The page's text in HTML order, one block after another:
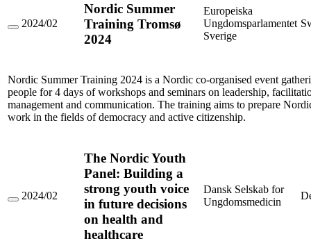
Nordic
2024/02
Nordic Summer
Training Tromsø
2024
Europeiska
Ungdomsparlamentet
Sverige
Nordic Summer Training 2024 is a Nordic co-organised event
people for 4 days of workshops and seminars on leadership,
management and communication. The training aims to prepare
work in the fields of democracy and active citizenship.
The
2024/02
The Nordic Youth
Panel: Building a
strong youth voice
in future decisions
on health and
healthcare
Dansk Selskab for
Ungdomsmedicin